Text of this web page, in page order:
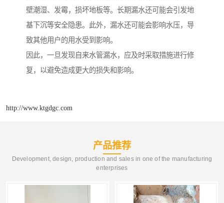
壁潮湿、发霉，损坏地板等。长期漏水还可能会引发地
基下沉等安全隐患。此外，漏水还可能会影响水压，导
致其他用户的用水受到影响。
因此，一旦发现自来水管漏水，应及时采取措施进行修
复，以避免造成更大的损失和影响。
http://www.ktgdgc.com
产品推荐
Development, design, production and sales in one of the manufacturing
enterprises